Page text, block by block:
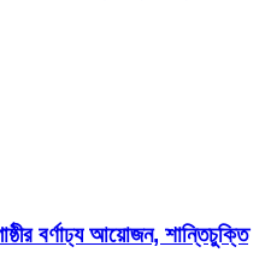
বর্ণাঢ্য আয়োজন, শান্তিচুক্তি